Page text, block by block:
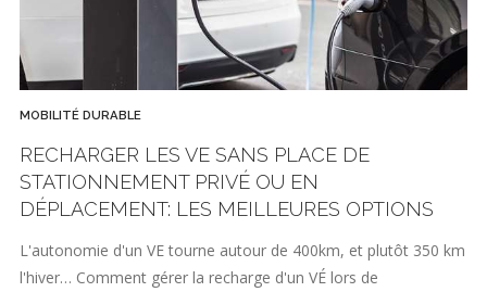
MOBILITÉ DURABLE
RECHARGER LES VE SANS PLACE DE
STATIONNEMENT PRIVÉ OU EN
DÉPLACEMENT: LES MEILLEURES OPTIONS
L'autonomie d'un VE tourne autour de 400km, et plutôt 350 km
l'hiver… Comment gérer la recharge d'un VÉ lors de